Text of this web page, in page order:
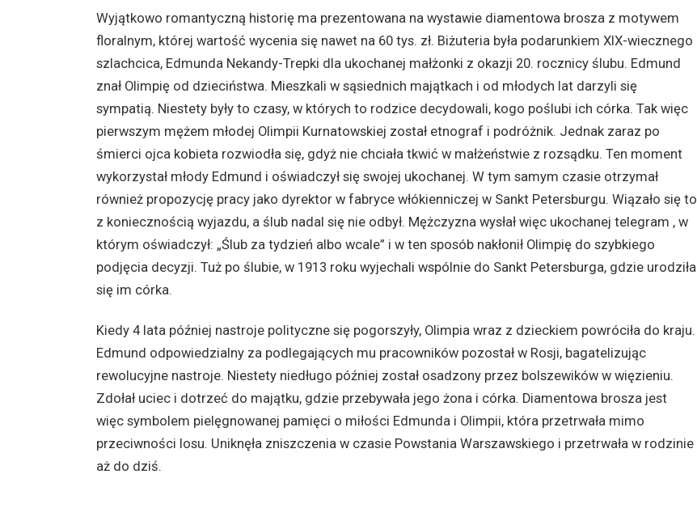
Wyjątkowo romantyczną historię ma prezentowana na wystawie diamentowa brosza z motywem
floralnym, której wartość wycenia się nawet na 60 tys. zł. Biżuteria była podarunkiem XIX-wiecznego
szlachcica, Edmunda Nekandy-Trepki dla ukochanej małżonki z okazji 20. rocznicy ślubu. Edmund
znał Olimpię od dzieciństwa. Mieszkali w sąsiednich majątkach i od młodych lat darzyli się
sympatią. Niestety były to czasy, w których to rodzice decydowali, kogo poślubi ich córka. Tak więc
pierwszym mężem młodej Olimpii Kurnatowskiej został etnograf i podróżnik. Jednak zaraz po
śmierci ojca kobieta rozwiodła się, gdyż nie chciała tkwić w małżeństwie z rozsądku. Ten moment
wykorzystał młody Edmund i oświadczył się swojej ukochanej. W tym samym czasie otrzymał
również propozycję pracy jako dyrektor w fabryce włókienniczej w Sankt Petersburgu. Wiązało się to
z koniecznością wyjazdu, a ślub nadal się nie odbył. Mężczyzna wysłał więc ukochanej telegram , w
którym oświadczył: „Ślub za tydzień albo wcale” i w ten sposób nakłonił Olimpię do szybkiego
podjęcia decyzji. Tuż po ślubie, w 1913 roku wyjechali wspólnie do Sankt Petersburga, gdzie urodziła
się im córka.
Kiedy 4 lata później nastroje polityczne się pogorszyły, Olimpia wraz z dzieckiem powróciła do kraju.
Edmund odpowiedzialny za podlegających mu pracowników pozostał w Rosji, bagatelizując
rewolucyjne nastroje. Niestety niedługo później został osadzony przez bolszewików w więzieniu.
Zdołał uciec i dotrzeć do majątku, gdzie przebywała jego żona i córka. Diamentowa brosza jest
więc symbolem pielęgnowanej pamięci o miłości Edmunda i Olimpii, która przetrwała mimo
przeciwności losu. Uniknęła zniszczenia w czasie Powstania Warszawskiego i przetrwała w rodzinie
aż do dziś.